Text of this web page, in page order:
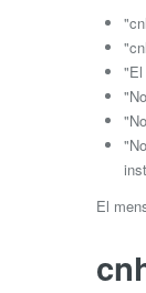
"El
El